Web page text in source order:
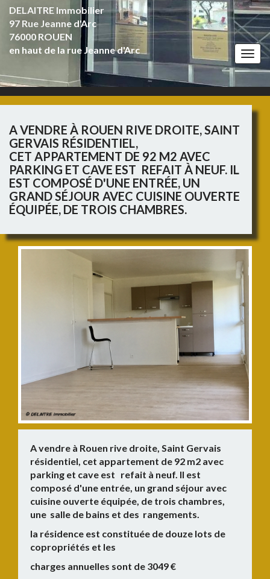
DELAITRE Immobilier
97 Rue Jeanne d'Arc
76000 ROUEN
en haut de la rue Jeanne d'Arc
A VENDRE À ROUEN RIVE DROITE, SAINT
GERVAIS RÉSIDENTIEL,
CET APPARTEMENT DE 92 M2 AVEC
PARKING ET CAVE EST REFAIT À NEUF. IL
EST COMPOSÉ D'UNE ENTRÉE, UN
GRAND SÉJOUR AVEC CUISINE OUVERTE
ÉQUIPÉE, DE TROIS CHAMBRES.
A vendre à Rouen rive droite, Saint Gervais
résidentiel, cet appartement de 92 m2 avec
parking et cave est refait à neuf. Il est
composé d'une entrée, un grand séjour avec
cuisine ouverte équipée, de trois chambres,
une salle de bains et des rangements.
la résidence est constituée de douze lots de
copropriétés et les
charges annuelles sont de 3049 €